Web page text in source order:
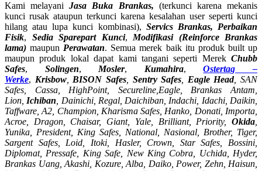
Kami melayaniJasa Buka Brankas, (terkunci karena mekanis
kunci rusak ataupun terkunci karena kesalahan user seperti kunci
hilang atau lupa kunci kombinasi), Servics Brankas, Perbaikan
Fisik, Sedia Sparepart Kunci,Modifikasi (Reinforce Brankas
lama) maupunPerawatan. Semua merek baik itu produk built up
maupun produk lokal dapat kami tangani seperti Merek Chubb
Safes, Solingen,Mosler, Kumahira,Ostertag –
Werke, Krisbow,BISON Safes, Sentry Safes, Eagle Head, SAN
Safes, Cassa,HighPoint, Secureline,Eagle, Brankas Antam,
Lion,Ichiban, Dainichi, Regal, Daichiban, Indachi, Idachi, Daikin,
Taffware, A2, Champion, Kharisma Safes, Hanko, Donati, Importa,
Acroe, Dragon, Chaisar, Giant, Yale, Brilliant, Priority, Okida,
Yunika, President, King Safes, National, Nasional, Brother, Tiger,
Sargent Safes, Loid, Itoki, Hasler, Crown, Star Safes, Bossini,
Diplomat, Pressafe, King Safe, New King Cobra, Uchida, Hyder,
Brankas Uang, Akashi, Kozure, Alba, Daiko, Power, Zehn, Haisun,